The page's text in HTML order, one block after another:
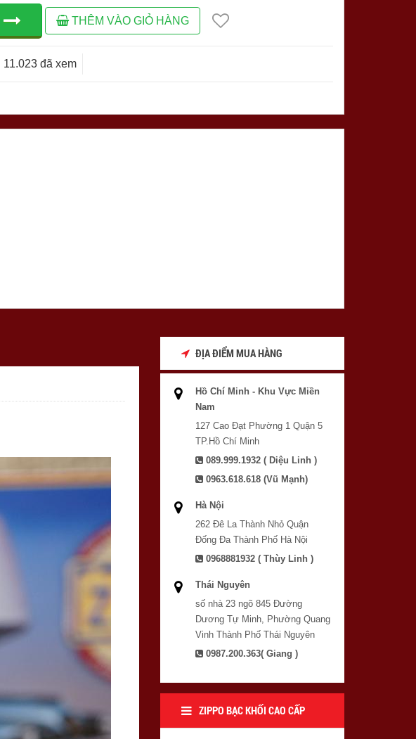
THÊM VÀO GIỎ HÀNG
11.023 đã xem
ĐỊA ĐIỂM MUA HÀNG
Hồ Chí Minh - Khu Vực Miền
Nam
127 Cao Đạt Phường 1 Quận 5
TP.Hồ Chí Minh
089.999.1932 ( Diệu Linh )
0963.618.618 (Vũ Mạnh)
Hà Nội
262 Đê La Thành Nhỏ Quận
Đống Đa Thành Phố Hà Nội
0968881932 ( Thùy Linh )
Thái Nguyên
số nhà 23 ngõ 845 Đường
Dương Tự Minh, Phường Quang
Vinh Thành Phố Thái Nguyên
0987.200.363( Giang )
ZIPPO BẠC KHỐI CAO CẤP